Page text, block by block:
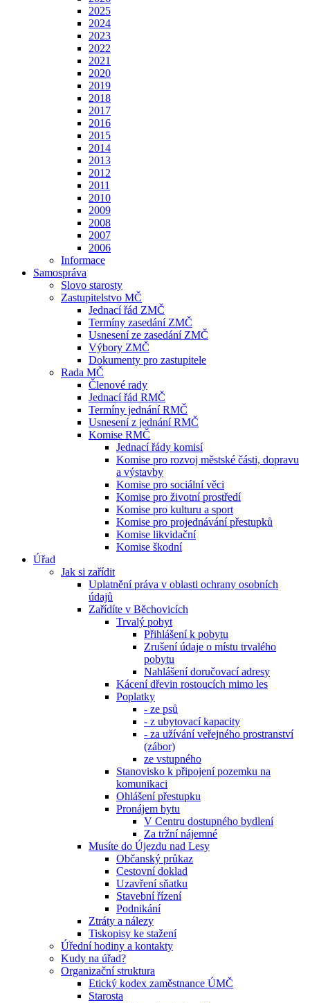
2025
2024
2023
2022
2021
2020
2019
2018
2017
2016
2015
2014
2013
2012
2011
2010
2009
2008
2007
2006
Informace
Samospráva
Slovo starosty
Zastupitelstvo MČ
Jednací řád ZMČ
Termíny zasedání ZMČ
Usnesení ze zasedání ZMČ
Výbory ZMČ
Dokumenty pro zastupitele
Rada MČ
Členové rady
Jednací řád RMČ
Termíny jednání RMČ
Usnesení z jednání RMČ
Komise RMČ
Jednací řády komisí
Komise pro rozvoj městské části, dopravu
a výstavby
Komise pro sociální věci
Komise pro životní prostředí
Komise pro kulturu a sport
Komise pro projednávání přestupků
Komise likvidační
Komise škodní
Úřad
Jak si zařídit
Uplatnění práva v oblasti ochrany osobních
údajů
Zařídíte v Běchovicích
Trvalý pobyt
Přihlášení k pobytu
Zrušení údaje o místu trvalého
pobytu
Nahlášení doručovací adresy
Kácení dřevin rostoucích mimo les
Poplatky
- ze psů
- z ubytovací kapacity
- za užívání veřejného prostranství
(zábor)
ze vstupného
Stanovisko k připojení pozemku na
komunikaci
Ohlášení přestupku
Pronájem bytu
V Centru dostupného bydlení
Za tržní nájemné
Musíte do Újezdu nad Lesy
Občanský průkaz
Cestovní doklad
Uzavření sňatku
Stavební řízení
Podnikání
Ztráty a nálezy
Tiskopisy ke stažení
Úřední hodiny a kontakty
Kudy na úřad?
Organizační struktura
Etický kodex zaměstnance ÚMČ
Starosta